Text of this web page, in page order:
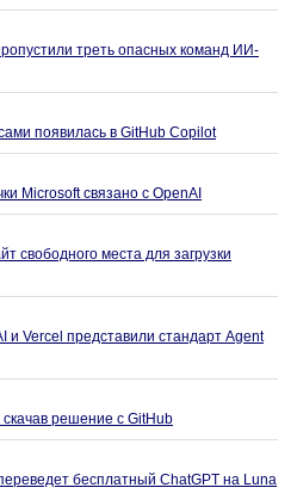
треть опасных команд ИИ-
появилась в GitHub Copilot
Microsoft связано с OpenAI
свободного места для загрузки
и Vercel представили стандарт Agent
решение с GitHub
бесплатный ChatGPT на Luna